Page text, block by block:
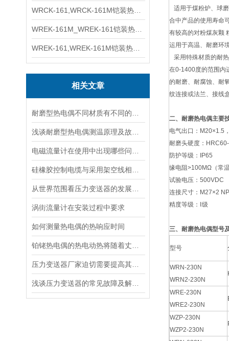
相关文章
涡街流量计在安装过程中要求
如何测量热电偶的热响应时间
适用于煤粉炉、球
合中产品的使用寿命
有较高的对粉煤灰颗
运用于高温、耐磨环
采用特殊材质的耐
在0-1400度的范围内
的耐磨、耐腐蚀、耐
纹连接或法兰、接线
二、耐磨热电偶主要
电气出口：M20×1.5
耐磨头硬度：
防护等级：IP65
缘电阻>100MΩ（常
试验电压：500VDC
连接尺寸：M27×2
精度等级：Ⅰ级
三、耐磨热电偶型号
型号
WRN-230N
WRN2-230N
WRE-230N
WRE2-230N
WZP-230N
WZP2-230N